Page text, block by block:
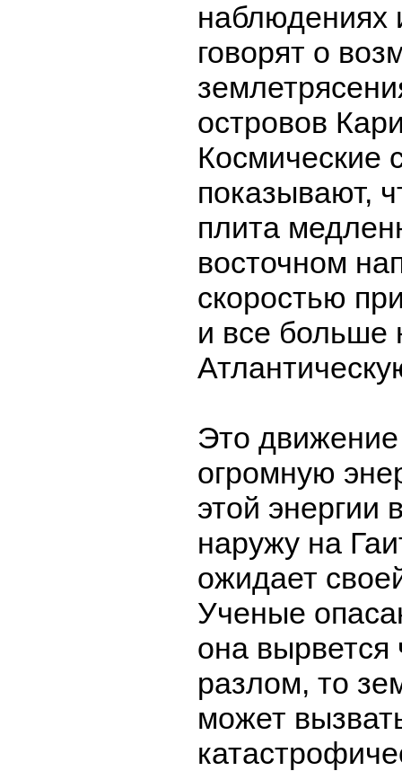
наблюдениях
говорят о
островов
Космические
показывают,
плита
восточном
скоростью
и все больше
Это движение
огромную
этой энергии
наружу на
ожидает
Ученые
она вырвется
разлом, то
может